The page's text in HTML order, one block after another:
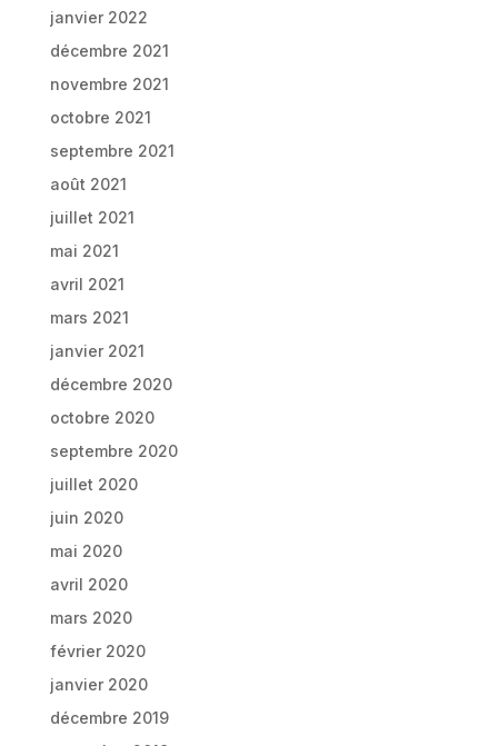
janvier 2022
décembre 2021
novembre 2021
octobre 2021
septembre 2021
août 2021
juillet 2021
mai 2021
avril 2021
mars 2021
janvier 2021
décembre 2020
octobre 2020
septembre 2020
juillet 2020
juin 2020
mai 2020
avril 2020
mars 2020
février 2020
janvier 2020
décembre 2019